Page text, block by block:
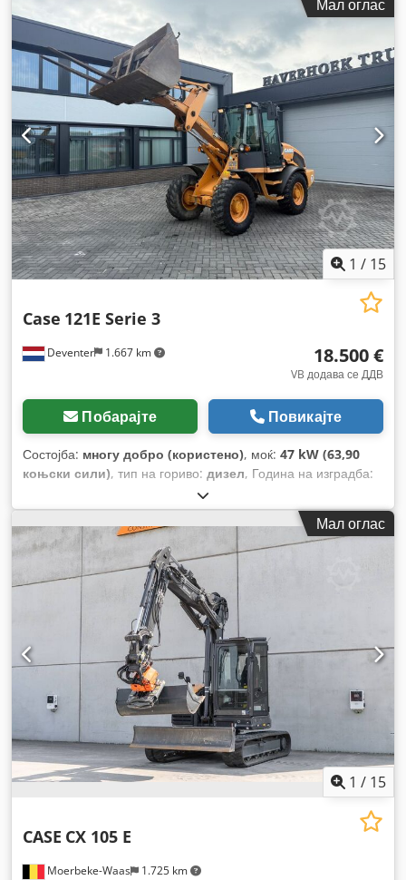
Мал оглас
1 / 15
Deventer 1.667 km
Case 121E Serie 3
18.500 €
VB додава се ДДВ
Побарајте Повикајте
Состојба: многу добро (користено), моќ: 47 kW (63,90
коњски сили), тип на гориво: дизел, Година на изградба:
1.060 h,
Мал оглас
1 / 15
Moerbeke-Waas 1.725 km
CASE CX 105 E